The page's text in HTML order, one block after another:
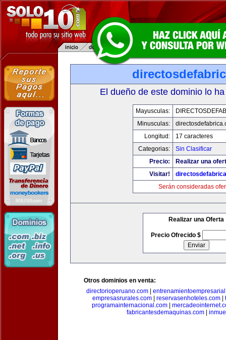
El dueño de este dominio lo
Mayusculas:
Minusculas:
Longitud:
17 caracteres
Categorias:
Sin Clasificar
Precio:
Realizar una
Visitar!
Serán consideradas
Realizar una Oferta
Precio Ofrecido $
Otros dominios en venta:
directorioperuano.com|
empresasrurales.com
reservasenhoteles.com
programainternacional.com
fabricantesdemaquinas.com